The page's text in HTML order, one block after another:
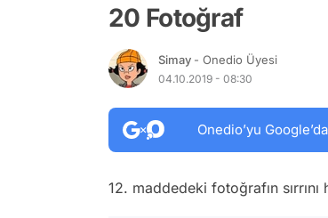
20 Fotoğraf
Simay - Onedio Üyesi
04.10.2019 - 08:30
Onedio’yu
12. maddedeki fotoğrafın